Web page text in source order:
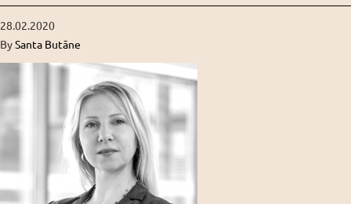
28.02.2020
BySanta Butāne